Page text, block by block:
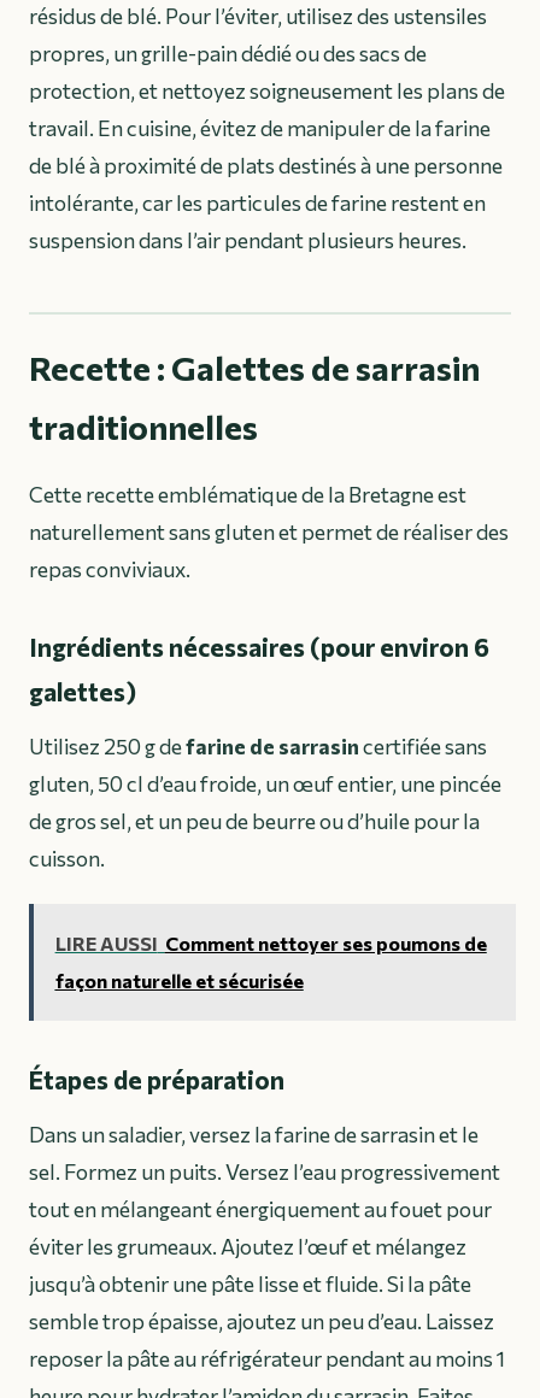
résidus de blé. Pour l’éviter, utilisez des ustensiles
propres, un grille-pain dédié ou des sacs de
protection, et nettoyez soigneusement les plans de
travail. En cuisine, évitez de manipuler de la farine
de blé à proximité de plats destinés à une personne
intolérante, car les particules de farine restent en
suspension dans l’air pendant plusieurs heures.
Recette : Galettes de sarrasin
traditionnelles
Cette recette emblématique de la Bretagne est
naturellement sans gluten et permet de réaliser des
repas conviviaux.
Ingrédients nécessaires (pour environ 6
galettes)
Utilisez 250 g defarine de sarrasincertifiée sans
gluten, 50 cl d’eau froide, un œuf entier, une pincée
de gros sel, et un peu de beurre ou d’huile pour la
cuisson.
LIRE AUSSI Comment nettoyer ses poumons de
façon naturelle et sécurisée
Étapes de préparation
Dans un saladier, versez la farine de sarrasin et le
sel. Formez un puits. Versez l’eau progressivement
tout en mélangeant énergiquement au fouet pour
éviter les grumeaux. Ajoutez l’œuf et mélangez
jusqu’à obtenir une pâte lisse et fluide. Si la pâte
semble trop épaisse, ajoutez un peu d’eau. Laissez
reposer la pâte au réfrigérateur pendant au moins 1